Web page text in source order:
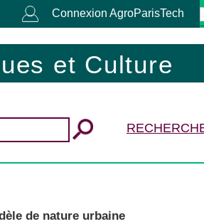
Connexion AgroParisTech
et Culture
de nature urbaine